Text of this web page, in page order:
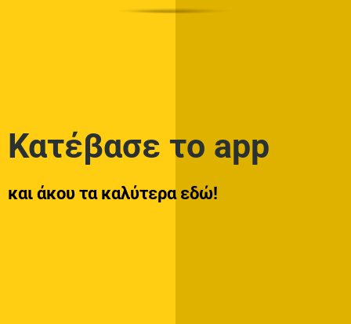
Κατέβασε το app
και άκου τα καλύτερα εδώ!